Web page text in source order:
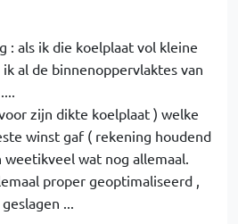
: als ik die koelplaat vol kleine
al de binnenoppervlaktes van
zijn dikte koelplaat ) welke
winst gaf ( rekening houdend
wat nog allemaal.
proper geoptimaliseerd ,
...